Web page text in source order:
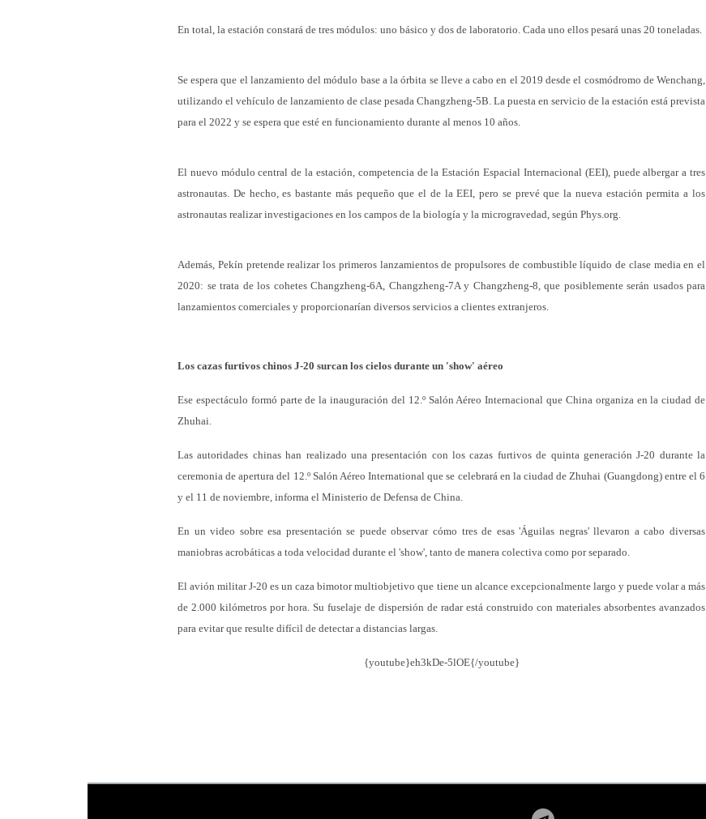
En total, la estación constará de tres módulos: uno básico y dos de laboratorio. Cada uno ellos pesará unas 20 toneladas.
Se espera que el lanzamiento del módulo base a la órbita se lleve a cabo en el 2019 desde el cosmódromo de Wenchang,
utilizando el vehículo de lanzamiento de clase pesada Changzheng-5B. La puesta en servicio de la estación está prevista
para el 2022 y se espera que esté en funcionamiento durante al menos 10 años.
El nuevo módulo central de la estación, competencia de la Estación Espacial Internacional (EEI), puede albergar a tres
astronautas. De hecho, es bastante más pequeño que el de la EEI, pero se prevé que la nueva estación permita a los
astronautas realizar investigaciones en los campos de la biología y la microgravedad, según Phys.org.
Además, Pekín pretende realizar los primeros lanzamientos de propulsores de combustible líquido de clase media en el
2020: se trata de los cohetes Changzheng-6A, Changzheng-7A y Changzheng-8, que posiblemente serán usados para
lanzamientos comerciales y proporcionarían diversos servicios a clientes extranjeros.
Los cazas furtivos chinos J-20 surcan los cielos durante un 'show' aéreo
Ese espectáculo formó parte de la inauguración del 12.º Salón Aéreo Internacional que China organiza en la ciudad de
Zhuhai.
Las autoridades chinas han realizado una presentación con los cazas furtivos de quinta generación J-20 durante la
ceremonia de apertura del 12.º Salón Aéreo International que se celebrará en la ciudad de Zhuhai (Guangdong) entre el 6
y el 11 de noviembre, informa el Ministerio de Defensa de China.
En un video sobre esa presentación se puede observar cómo tres de esas 'Águilas negras' llevaron a cabo diversas
maniobras acrobáticas a toda velocidad durante el 'show', tanto de manera colectiva como por separado.
El avión militar J-20 es un caza bimotor multiobjetivo que tiene un alcance excepcionalmente largo y puede volar a más
de 2.000 kilómetros por hora. Su fuselaje de dispersión de radar está construido con materiales absorbentes avanzados
para evitar que resulte difícil de detectar a distancias largas.
{youtube}eh3kDe-5lOE{/youtube}